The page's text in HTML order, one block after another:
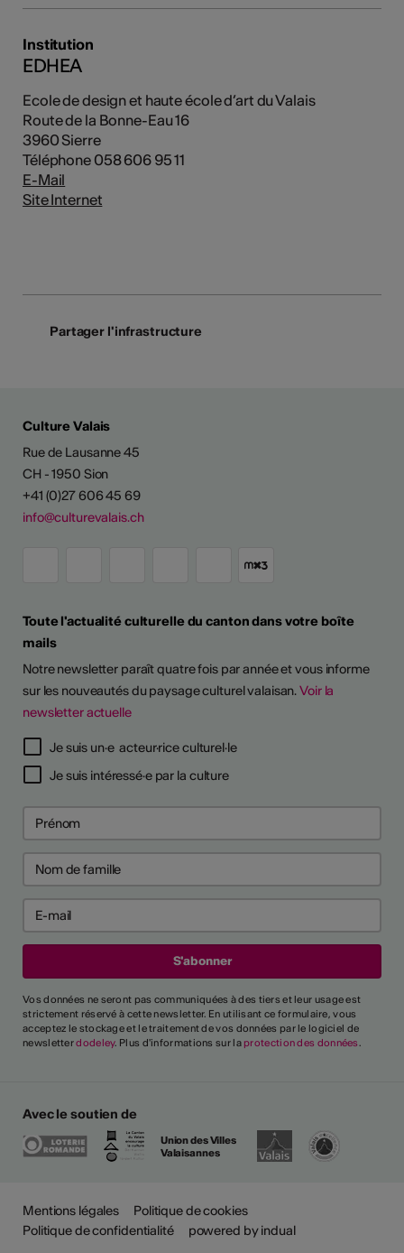
D'ARTISTES
Institution
EDHEA
Ecole de design et haute école d’art du Valais
Route de la Bonne-Eau 16
3960 Sierre
Téléphone 058 606 95 11
E-Mail
Site Internet
Partager l'infrastructure
Culture Valais
Rue de Lausanne 45
CH - 1950 Sion
+41 (0)27 606 45 69
info@culturevalais.ch
Toute l'actualité culturelle du canton dans votre boîte
mails
Notre newsletter paraît quatre fois par année et vous informe
sur les nouveautés du paysage culturel valaisan.Voir la
newsletter actuelle
Je suis un·e acteur·rice culturel·le
Je suis intéressé·e par la culture
Vos données ne seront pas communiquées à des tiers et leur usage est
strictement réservé à cette newsletter. En utilisant ce formulaire, vous
acceptez le stockage et le traitement de vos données par le logiciel de
newsletterdodeley. Plus d'informations sur la protection des données.
Avec le soutien de
Union des Villes
Valaisannes
Mentions légales
Politique de cookies
Politique de confidentialité
powered by indual